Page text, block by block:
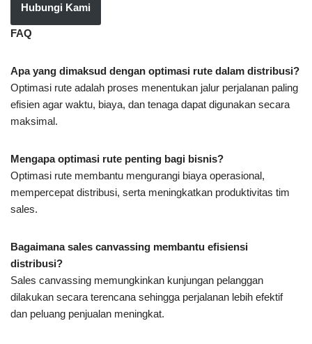
Hubungi Kami
FAQ
Apa yang dimaksud dengan optimasi rute dalam distribusi?
Optimasi rute adalah proses menentukan jalur perjalanan paling
efisien agar waktu, biaya, dan tenaga dapat digunakan secara
maksimal.
Mengapa optimasi rute penting bagi bisnis?
Optimasi rute membantu mengurangi biaya operasional,
mempercepat distribusi, serta meningkatkan produktivitas tim
sales.
Bagaimana sales canvassing membantu efisiensi
distribusi?
Sales canvassing memungkinkan kunjungan pelanggan
dilakukan secara terencana sehingga perjalanan lebih efektif
dan peluang penjualan meningkat.